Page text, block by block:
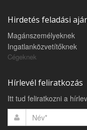
Hirdetés feladási
Magánszemélyeknek
Ingatlanközvetítőknek
Cégeknek
Hírlevél feliratkozás
Itt tud feliratkozni a